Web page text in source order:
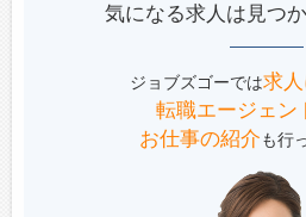
気になる求人は見つ
ジョブズゴーでは求
転職エージェン
お仕事の紹介も行